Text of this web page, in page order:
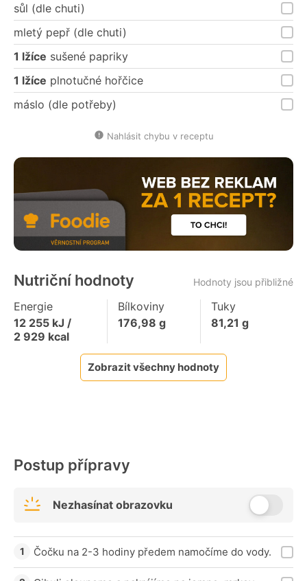
sůl (dle chuti)
mletý pepř (dle chuti)
1 lžíce sušené papriky
1 lžíce plnotučné hořčice
máslo (dle potřeby)
Nahlásit chybu v receptu
Nutriční hodnoty Hodnoty jsou přibližné
Energie
12 255 kJ /
2 929 kcal
Bílkoviny
176,98 g
Tuky
81,21 g
Zobrazit všechny hodnoty
Postup přípravy
Nezhasínat obrazovku
Čočku na 2-3 hodiny předem namočíme do vody.